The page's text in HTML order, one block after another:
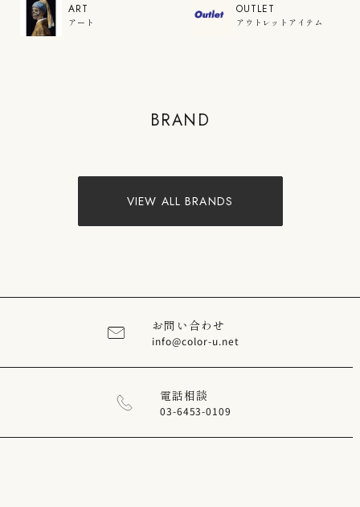
ART
アート
OUTLET
アウトレットアイテム
BRAND
VIEW ALL BRANDS
お問い合わせ
info@color-u.net
電話相談
03-6453-0109